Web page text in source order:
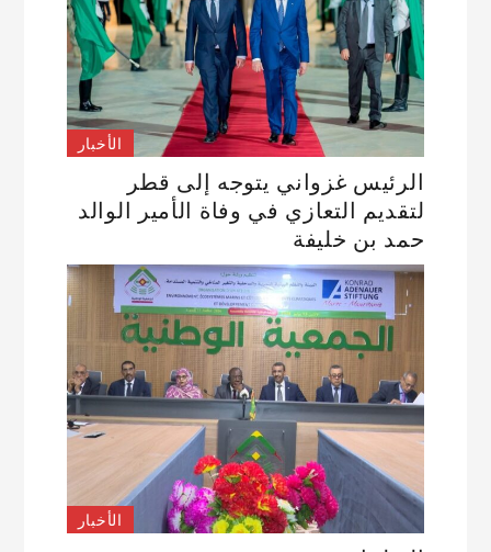
الأخبار
الرئيس غزواني يتوجه إلى قطر
لتقديم التعازي في وفاة الأمير الوالد
حمد بن خليفة
الأخبار